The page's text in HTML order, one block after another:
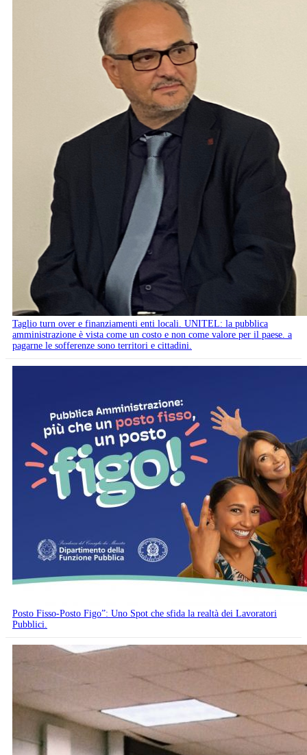
Taglio turn over e finanziamenti enti locali. UNITEL: la pubblica
amministrazione è vista come un costo e non come valore per il paese. a
pagarne le sofferenze sono territori e cittadini.
Posto Fisso-Posto Figo”: Uno Spot che sfida la realtà dei Lavoratori
Pubblici.